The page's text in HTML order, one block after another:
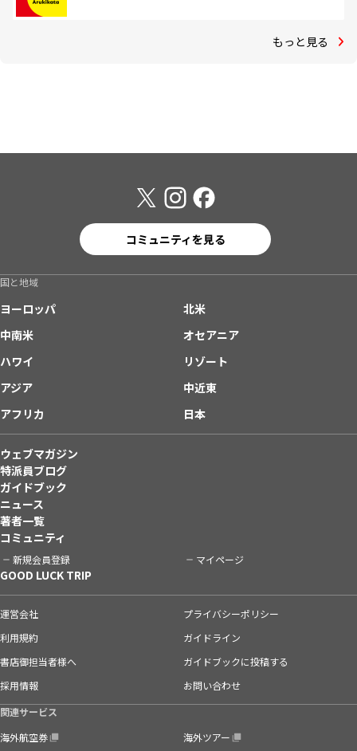
もっと見る
コミュニティを見る
国と地域
ヨーロッパ
北米
中南米
オセアニア
ハワイ
リゾート
アジア
中近東
アフリカ
日本
ウェブマガジン
特派員ブログ
ガイドブック
ニュース
著者一覧
コミュニティ
新規会員登録 マイページ
GOOD LUCK TRIP
運営会社
プライバシーポリシー
利用規約
ガイドライン
書店御担当者様へ
ガイドブックに投稿する
採用情報
お問い合わせ
関連サービス
海外航空券
海外ツアー